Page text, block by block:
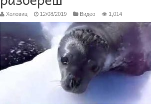
Холовиц 12/08/2019 Видео 1,014